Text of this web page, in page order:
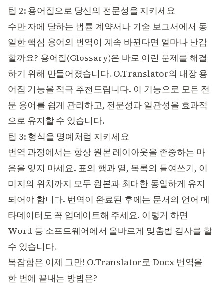
팁 2: 용어집으로 당신의 전문성을 지키세요
수만 자에 달하는 법률 계약서나 기술 보고서에서 동
일한 핵심 용어의 번역이 계속 바뀐다면 얼마나 난감
할까요? 용어집(Glossary)은 바로 이런 문제를 해결
하기 위해 만들어졌습니다. O.Translator의 내장 용
어집 기능을 적극 추천드립니다. 이 기능으로 모든 전
문 용어를 쉽게 관리하고, 전문성과 일관성을 효과적
으로 유지할 수 있습니다.
팁 3: 형식을 명예처럼 지키세요
번역 과정에서는 항상 원본 레이아웃을 존중하는 마
음을 잊지 마세요. 표의 행과 열, 목록의 들여쓰기, 이
미지의 위치까지 모두 원본과 최대한 동일하게 유지
되어야 합니다. 번역이 완료된 후에는 문서의 언어 메
타데이터도 꼭 업데이트해 주세요. 이렇게 하면
Word 등 소프트웨어에서 올바르게 맞춤법 검사를 할
수 있습니다.
복잡함은 이제 그만! O.Translator로 Docx 번역을
한 번에 끝내는 방법은?